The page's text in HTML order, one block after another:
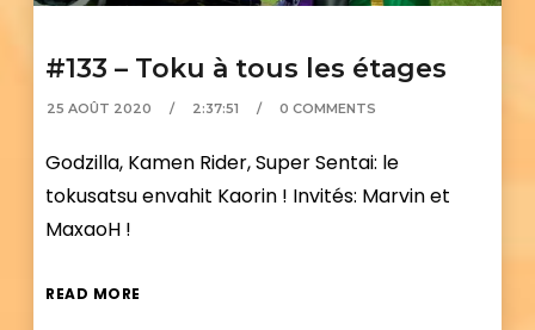
#133 – Toku à tous les étages
25 AOÛT 2020 2:37:51 0 COMMENTS
Godzilla, Kamen Rider, Super Sentai: le
tokusatsu envahit Kaorin ! Invités: Marvin et
MaxaoH !
READ MORE